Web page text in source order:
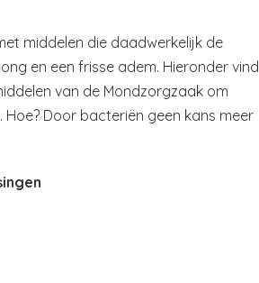
middelen die daadwerkelijk de
en een frisse adem. Hieronder vind
van de Mondzorgzaak om
Door bacteriën geen kans meer